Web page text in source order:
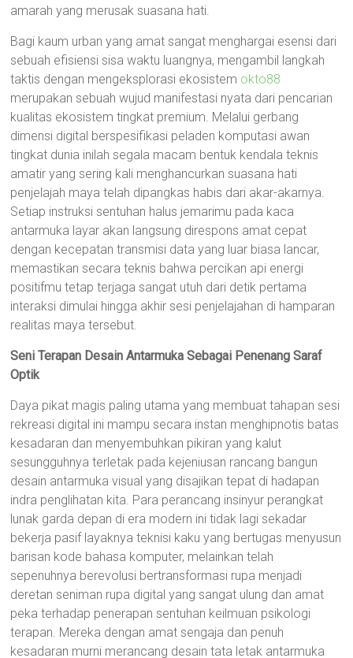
amarah yang merusak suasana hati.
Bagi kaum urban yang amat sangat menghargai esensi dari
sebuah efisiensi sisa waktu luangnya, mengambil langkah
taktis dengan mengeksplorasi ekosistem okto88
merupakan sebuah wujud manifestasi nyata dari pencarian
kualitas ekosistem tingkat premium. Melalui gerbang
dimensi digital berspesifikasi peladen komputasi awan
tingkat dunia inilah segala macam bentuk kendala teknis
amatir yang sering kali menghancurkan suasana hati
penjelajah maya telah dipangkas habis dari akar-akarnya.
Setiap instruksi sentuhan halus jemarimu pada kaca
antarmuka layar akan langsung direspons amat cepat
dengan kecepatan transmisi data yang luar biasa lancar,
memastikan secara teknis bahwa percikan api energi
positifmu tetap terjaga sangat utuh dari detik pertama
interaksi dimulai hingga akhir sesi penjelajahan di hamparan
realitas maya tersebut.
Seni Terapan Desain Antarmuka Sebagai Penenang Saraf
Optik
Daya pikat magis paling utama yang membuat tahapan sesi
rekreasi digital ini mampu secara instan menghipnotis batas
kesadaran dan menyembuhkan pikiran yang kalut
sesungguhnya terletak pada kejeniusan rancang bangun
desain antarmuka visual yang disajikan tepat di hadapan
indra penglihatan kita. Para perancang insinyur perangkat
lunak garda depan di era modern ini tidak lagi sekadar
bekerja pasif layaknya teknisi kaku yang bertugas menyusun
barisan kode bahasa komputer, melainkan telah
sepenuhnya berevolusi bertransformasi rupa menjadi
deretan seniman rupa digital yang sangat ulung dan amat
peka terhadap penerapan sentuhan keilmuan psikologi
terapan. Mereka dengan amat sengaja dan penuh
kesadaran murni merancang desain tata letak antarmuka